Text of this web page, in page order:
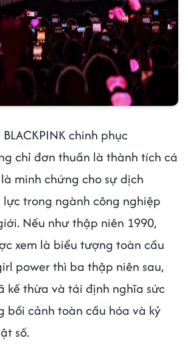
chinh phục
chỉ đơn thuần là thành tích cá
minh chứng cho sự dịch
lực trong ngành công nghiệp
Nếu như thập niên 1990,
xem là biểu tượng toàn cầu
power thì ba thập niên sau,
kế thừa và tái định nghĩa sức
bối cảnh toàn cầu hóa và kỷ
số.